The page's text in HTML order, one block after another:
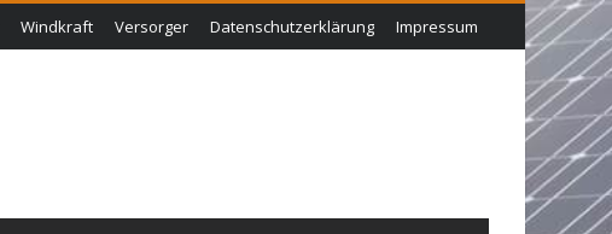
Windkraft Versorger Datenschutzerklärung Impressum